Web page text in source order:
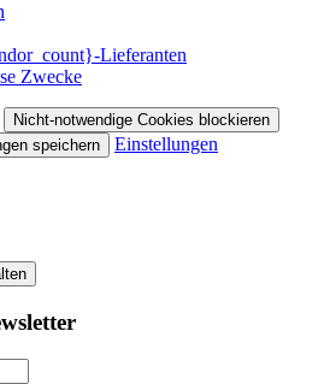
Lieferanten
Zwecke
Nicht-notwendige Cookies blockieren
speichern Einstellungen